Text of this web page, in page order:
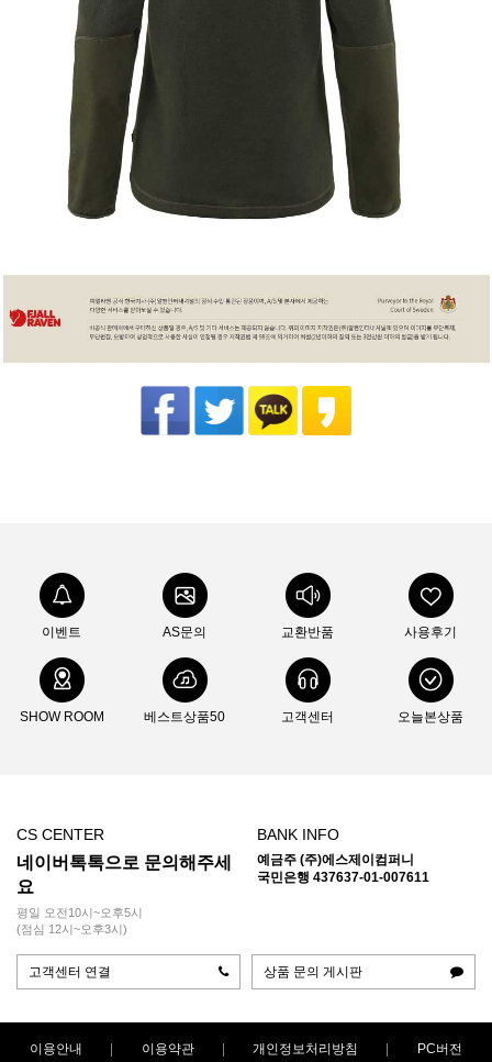
이벤트 AS문의 교환반품 사용후기
SHOW ROOM 베스트상품50 고객센터 오늘본상품
CS CENTER
네이버톡톡으로 문의해주세
요
평일 오전10시~오후5시
(점심 12시~오후3시)
BANK INFO
예금주 (주)에스제이컴퍼니
국민은행 437637-01-007611
고객센터 연결 상품 문의 게시판
이용안내 이용약관 개인정보처리방침 PC버전